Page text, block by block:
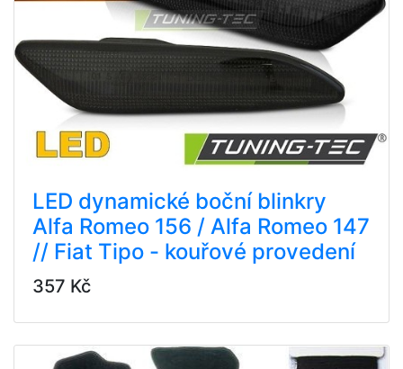
LED dynamické boční blinkry
Alfa Romeo 156 / Alfa Romeo 147
// Fiat Tipo - kouřové provedení
357 Kč